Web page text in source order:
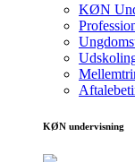
KØN
KØN undervisning